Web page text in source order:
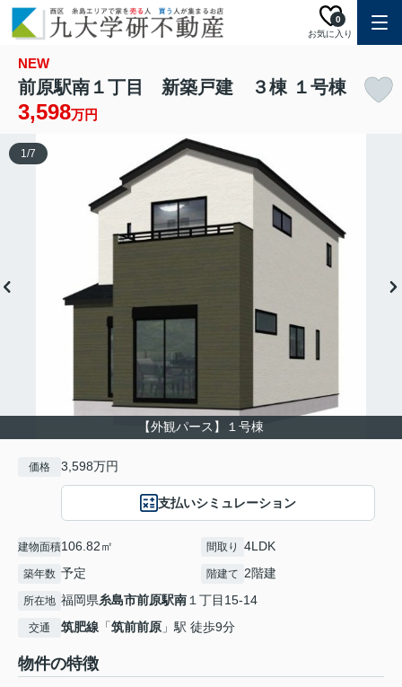
お気に入り
0
NEW
前原駅南１丁目 新築戸建 ３棟 １号棟
3,598万円
【外観パース】１号棟
1/7
価格 3,598万円
支払いシミュレーション
建物面積106.82㎡ 間取り 4LDK
築年数 予定 階建て 2階建
所在地 福岡県糸島市前原駅南１丁目15-14
交通 筑肥線 「筑前前原 」駅 徒歩9分
物件の特徴